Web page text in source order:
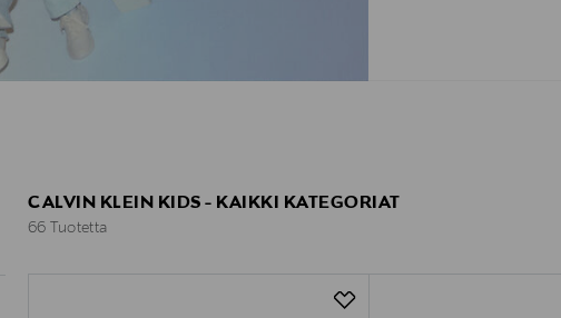
CALVIN KLEIN KIDS - KAIKKI KATEGORIAT
66 Tuotetta